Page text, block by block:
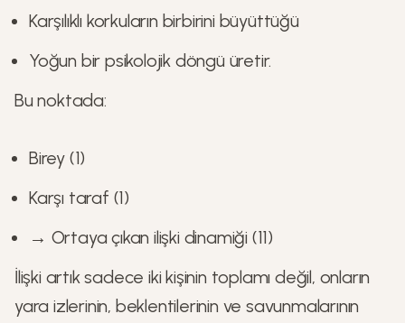
Karşılıklı korkuların birbirini büyüttüğü
Yoğun bir psikolojik döngü üretir.
Bu noktada:
Birey (1)
Karşı taraf (1)
→ Ortaya çıkan ilişki dinamiği (11)
İlişki artık sadece iki kişinin toplamı değil, onların
yara izlerinin, beklentilerinin ve savunmalarının